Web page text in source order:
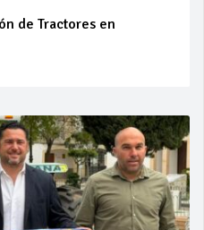
de Tractores en